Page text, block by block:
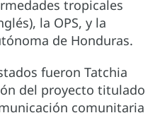
tropicales
la OPS, y la
de Honduras.
fueron Tatchia
del proyecto titulado
comunitaria